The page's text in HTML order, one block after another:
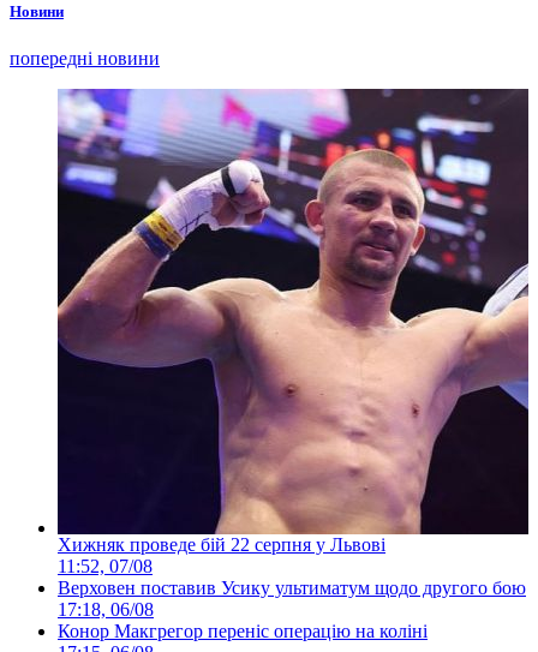
Новини
попередні новини
Хижняк проведе бій 22 серпня у Львові
11:52, 07/08
Верховен поставив Усику ультиматум щодо другого бою
17:18, 06/08
Конор Макгрегор переніс операцію на коліні